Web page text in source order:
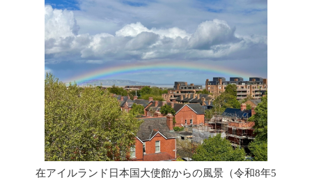
在アイルランド日本国大使館からの風景（令和8年5